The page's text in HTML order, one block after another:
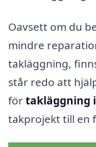
Oavsett om du
mindre
takläggning,
står redo att
förtakläggning
takprojekt till en